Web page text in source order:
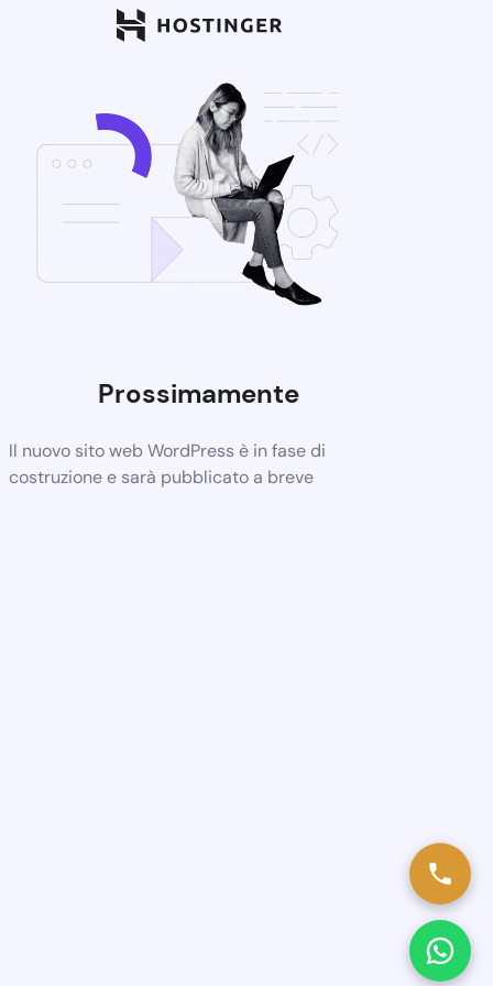
Prossimamente
Il nuovo sito web WordPress è in fase di
costruzione e sarà pubblicato a breve